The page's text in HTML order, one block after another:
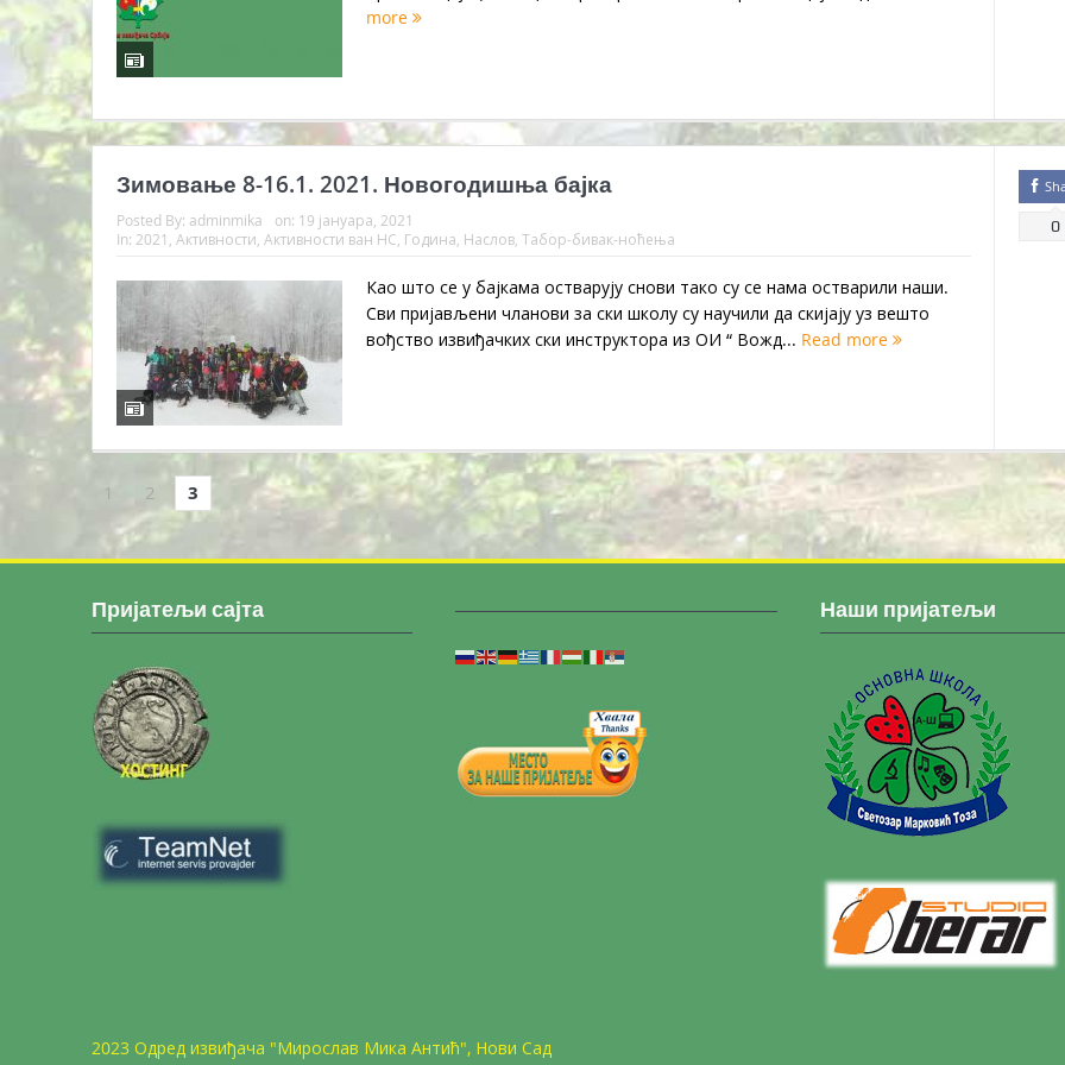
more
Зимовање 8-16.1. 2021. Новогодишња бајка
Posted By: adminmika on: 19 јануара, 2021
In: 2021 Активности Активности ван НС Година Наслов, Табор-бивак-ноћења
Као што се у бајкама остварују снови тако су се нама остварили наши.
Сви пријављени чланови за ски школу су научили да скијају уз вешто
вођство извиђачких ски инструктора из ОИ “ Вожд... Read more
0
1 2 3
Пријатељи сајта Наши пријатељи
2023 Одред извиђача "Мирослав Мика Антић", Нови Сад